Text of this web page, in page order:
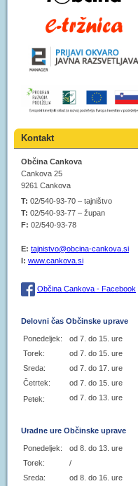
Kontakt
Občina Cankova
Cankova 25
9261 Cankova
T: 02/540-93-70 – tajništvo
T: 02/540-93-77 – župan
F: 02/540-93-78
E: tajnistvo@obcina-cankova.si
I: www.cankova.si
Občina Cankova - Facebook
Delovni čas Občinske uprave
Ponedeljek:
od 7. do 15. ure
Torek:
od 7. do 15. ure
Sreda:
od 7. do 17. ure
Četrtek:
od 7. do 15. ure
Petek:
od 7. do 13. ure
Uradne ure Občinske uprave
Ponedeljek:
od 8. do 13. ure
Torek:
/
Sreda:
od 8. do 16. ure